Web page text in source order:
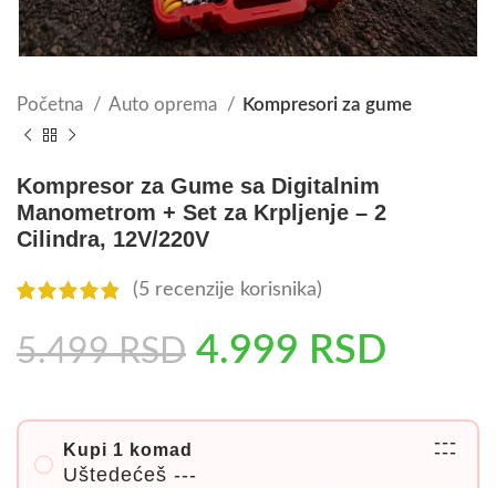
Početna Auto oprema Kompresori za gume
Kompresor za Gume sa Digitalnim
Manometrom + Set za Krpljenje – 2
Cilindra, 12V/220V
(5 recenzije korisnika)
5.499RSD 4.999 RSD
Kupi 1 komad
Uštedećeš ---
---
---